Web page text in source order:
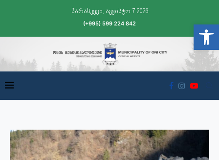
პარასკევი, აგვისტო 7 2026
(+995) 599 224 842